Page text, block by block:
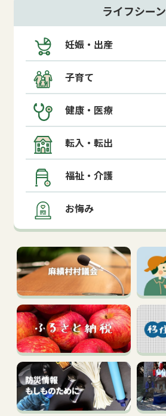
ライフシーン
妊娠・出産
子育て
健康・医療
転入・転出
福祉・介護
お悔み